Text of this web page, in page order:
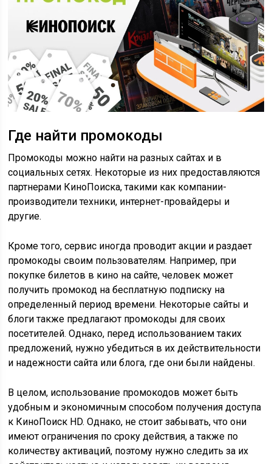
Где найти промокоды
Промокоды можно найти на разных сайтах и в
социальных сетях. Некоторые из них предоставляются
партнерами КиноПоиска, такими как компании-
производители техники, интернет-провайдеры и
другие.
Кроме того, сервис иногда проводит акции и раздает
промокоды своим пользователям. Например, при
покупке билетов в кино на сайте, человек может
получить промокод на бесплатную подписку на
определенный период времени. Некоторые сайты и
блоги также предлагают промокоды для своих
посетителей. Однако, перед использованием таких
предложений, нужно убедиться в их действительности
и надежности сайта или блога, где они были найдены.
В целом, использование промокодов может быть
удобным и экономичным способом получения доступа
к КиноПоиск HD. Однако, не стоит забывать, что они
имеют ограничения по сроку действия, а также по
количеству активаций, поэтому нужно следить за их